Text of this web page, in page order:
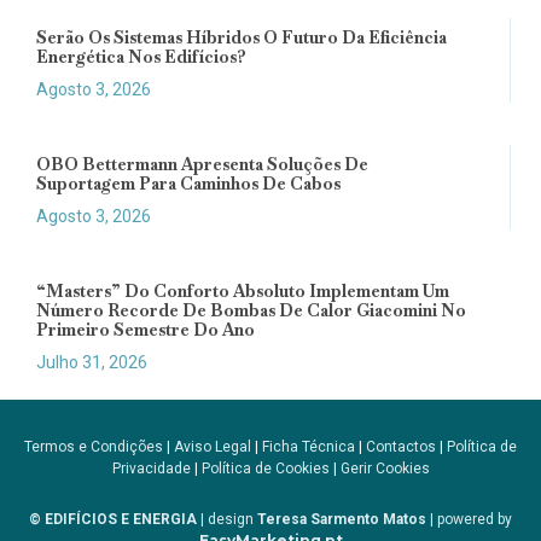
Serão Os Sistemas Híbridos O Futuro Da Eficiência
Energética Nos Edifícios?
Agosto 3, 2026
OBO Bettermann Apresenta Soluções De
Suportagem Para Caminhos De Cabos
Agosto 3, 2026
“Masters” Do Conforto Absoluto Implementam Um
Número Recorde De Bombas De Calor Giacomini No
Primeiro Semestre Do Ano
Julho 31, 2026
Termos e Condições | Aviso Legal | Ficha Técnica | Contactos | Política de
Privacidade| Política de Cookies | Gerir Cookies
© EDIFÍCIOS E ENERGIA | design Teresa Sarmento Matos | powered by